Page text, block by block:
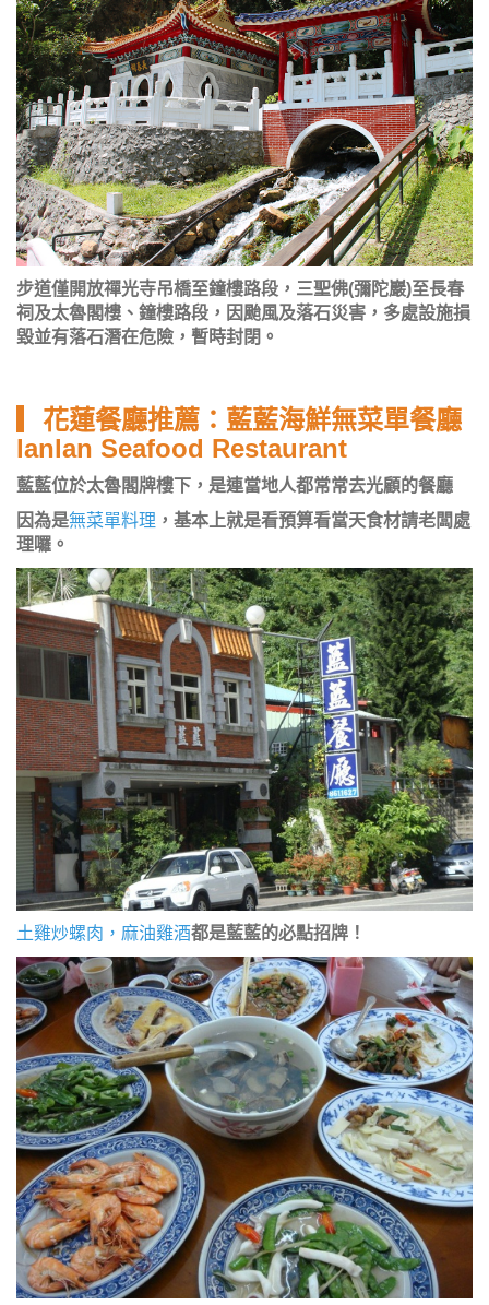
步道僅開放禪光寺吊橋至鐘樓路段，三聖佛(彌陀巖)至長春
祠及太魯閣樓、鐘樓路段，因颱風及落石災害，多處設施損
毀並有落石潛在危險，暫時封閉。
▎花蓮餐廳推薦：藍藍海鮮無菜單餐廳
lanlan Seafood Restaurant
藍藍位於太魯閣牌樓下，是連當地人都常常去光顧的餐廳
因為是無菜單料理 ，基本上就是看預算看當天食材請老闆處
理囉。
土雞炒螺肉，麻油雞酒都是藍藍的必點招牌！